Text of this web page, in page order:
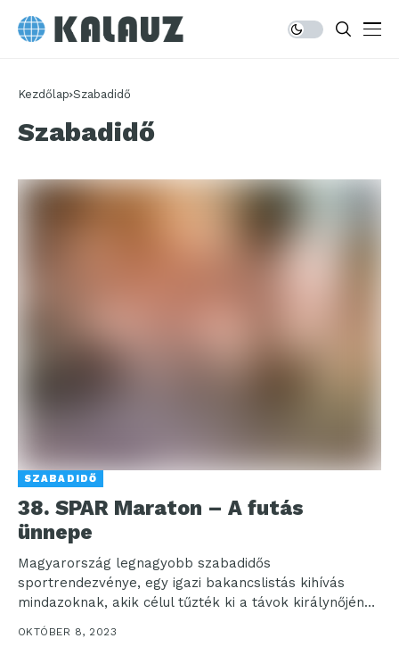
Kezdőlap Szabadidő
Szabadidő
SZABADIDŐ
38. SPAR Maraton – A futás
ünnepe
Magyarország legnagyobb szabadidős
sportrendezvénye, egy igazi bakancslistás kihívás
mindazoknak, akik célul tűzték ki a távok királynőjének
teljesítését. Fuss maratont Budapesten, egy gyönyörű
OKTÓBER 8, 2023